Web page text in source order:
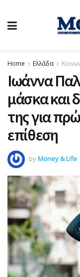
Home Ελλάδα
Ιωάννα
μάσκα και
της για
επίθεση
byMoney & Life